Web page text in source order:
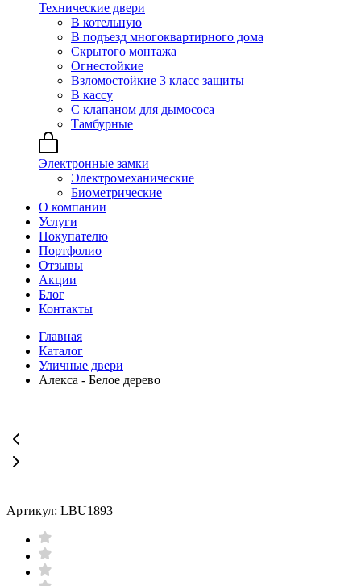
Технические двери
В котельную
В подъезд многоквартирного дома
Скрытого монтажа
Огнестойкие
Взломостойкие 3 класс защиты
В кассу
С клапаном для дымососа
Тамбурные
Электронные замки
Электромеханические
Биометрические
О компании
Услуги
Покупателю
Портфолио
Отзывы
Акции
Блог
Контакты
Главная
Каталог
Уличные двери
Алекса - Белое дерево
Артикул: LBU1893